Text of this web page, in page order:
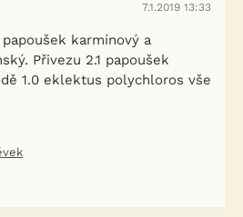
7.1.2019 13:33
karmínový a
Přivezu 2.1 papoušek
1.0 eklektus polychloros vše